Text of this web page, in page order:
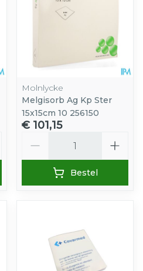
Molnlycke
Melgisorb Ag Kp Ster
15x15cm 10 256150
€ 101,15
Bestel